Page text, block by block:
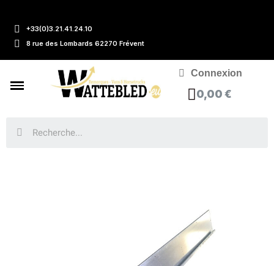
+33(0)3.21.41.24.10
8 rue des Lombards 62270 Frévent
Connexion
0,00 €